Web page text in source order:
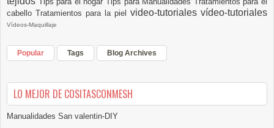
cabello Tratamientos para la piel video-tutoriales vídeo-tutoriales
Vídeos-Maquillaje
Popular Tags Blog Archives
LO MEJOR DE COSITASCONMESH
Manualidades San valentin-DIY